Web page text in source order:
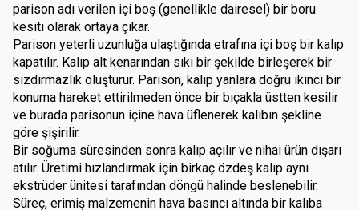
parison adı verilen içi boş (genellikle dairesel) bir boru
kesiti olarak ortaya çıkar.
Parison yeterli uzunluğa ulaştığında etrafına içi boş bir kalıp
kapatılır. Kalıp alt kenarından sıkı bir şekilde birleşerek bir
sızdırmazlık oluşturur. Parison, kalıp yanlara doğru ikinci bir
konuma hareket ettirilmeden önce bir bıçakla üstten kesilir
ve burada parisonun içine hava üflenerek kalıbın şekline
göre şişirilir.
Bir soğuma süresinden sonra kalıp açılır ve nihai ürün dışarı
atılır. Üretimi hızlandırmak için birkaç özdeş kalıp aynı
ekstrüder ünitesi tarafından döngü halinde beslenebilir.
Süreç, erimiş malzemenin hava basıncı altında bir kalıba